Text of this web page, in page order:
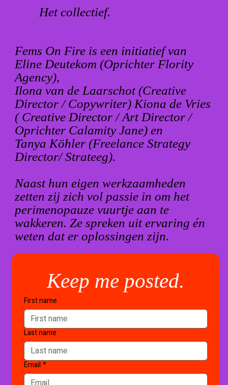
Het collectief.
Fems On Fire is een initiatief van
Eline Deutekom (Oprichter Flority
Agency),
Ilona van de Laarschot (Creative
Director / Copywriter) Kiona de Vries
( Creative Director / Art Director /
Oprichter Calamity Jane) en
Tanya Köhler (Freelance Strategy
Director/ Strateeg).
Naast hun eigen werkzaamheden
zetten zij zich vol passie in om het
perimenopauze vuurtje aan te
wakkeren. Ze spreken uit ervaring én
weten dat er oplossingen zijn.
Keep me posted.
First name
Last name
Email *